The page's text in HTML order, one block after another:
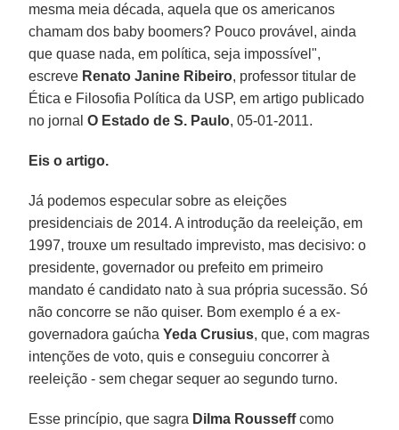
mesma meia década, aquela que os americanos
chamam dos baby boomers? Pouco provável, ainda
que quase nada, em política, seja impossível",
escreve Renato Janine Ribeiro, professor titular de
Ética e Filosofia Política da USP, em artigo publicado
no jornalO Estado de S. Paulo, 05-01-2011.
Eis o artigo.
Já podemos especular sobre as eleições
presidenciais de 2014. A introdução da reeleição, em
1997, trouxe um resultado imprevisto, mas decisivo: o
presidente, governador ou prefeito em primeiro
mandato é candidato nato à sua própria sucessão. Só
não concorre se não quiser. Bom exemplo é a ex-
governadora gaúchaYeda Crusius, que, com magras
intenções de voto, quis e conseguiu concorrer à
reeleição - sem chegar sequer ao segundo turno.
Esse princípio, que sagra Dilma Rousseffcomo